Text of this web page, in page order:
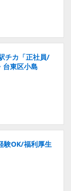
チカ「正社員/
台東区小島
験OK/福利厚生